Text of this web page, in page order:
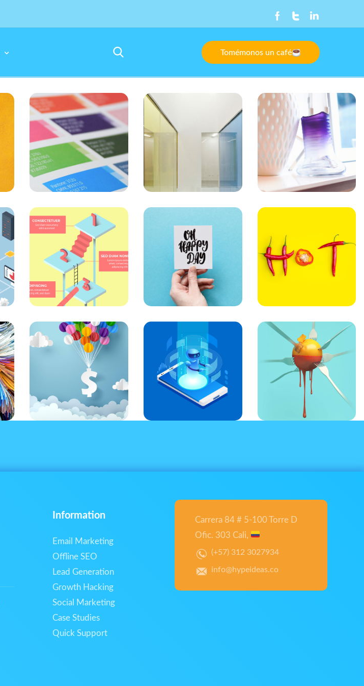
Tomémonos un café
Information
Email Marketing
Offline SEO
Lead Generation
Growth Hacking
Social Marketing
Case Studies
Quick Support
Carrera 84 # 5-100 Torre D
Ofic. 303 Cali,
(+57) 312 3027934
info@hypeideas.co